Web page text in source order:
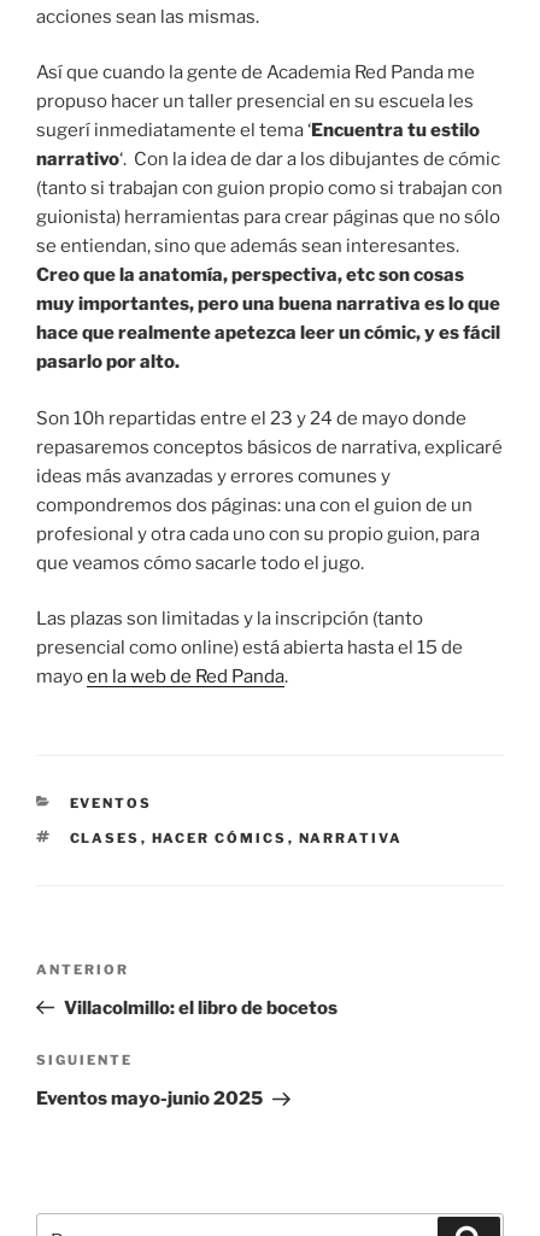
acciones sean las mismas.
Así que cuando la gente de Academia Red Panda me
propuso hacer un taller presencial en su escuela les
sugerí inmediatamente el tema ‘Encuentra tu estilo
narrativo‘. Con la idea de dar a los dibujantes de cómic
(tanto si trabajan con guion propio como si trabajan con
guionista) herramientas para crear páginas que no sólo
se entiendan, sino que además sean interesantes.
Creo que la anatomía, perspectiva, etc son cosas
muy importantes, pero una buena narrativa es lo que
hace que realmente apetezca leer un cómic, y es fácil
pasarlo por alto.
Son 10h repartidas entre el 23 y 24 de mayo donde
repasaremos conceptos básicos de narrativa, explicaré
ideas más avanzadas y errores comunes y
compondremos dos páginas: una con el guion de un
profesional y otra cada uno con su propio guion, para
que veamos cómo sacarle todo el jugo.
Las plazas son limitadas y la inscripción (tanto
presencial como online) está abierta hasta el 15 de
mayoen la web de Red Panda.
CATEGORÍAS
EVENTOS
ETIQUETAS
CLASES , HACER CÓMICS , NARRATIVA
entradas
Entrada
anterior:
ANTERIOR
Villacolmillo: el libro de bocetos
Siguiente
entrada
SIGUIENTE
Eventos mayo-junio 2025